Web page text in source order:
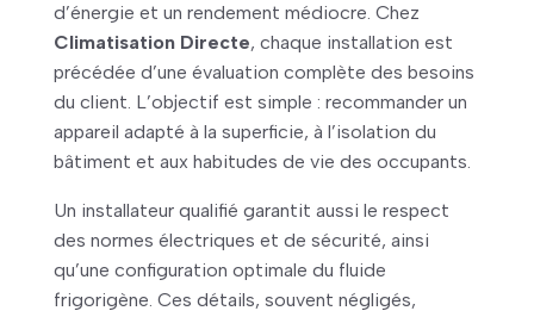
d’énergie et un rendement médiocre. Chez
Climatisation Directe, chaque installation est
précédée d’une évaluation complète des besoins
du client. L’objectif est simple : recommander un
appareil adapté à la superficie, à l’isolation du
bâtiment et aux habitudes de vie des occupants.
Un installateur qualifié garantit aussi le respect
des normes électriques et de sécurité, ainsi
qu’une configuration optimale du fluide
frigorigène. Ces détails, souvent négligés,